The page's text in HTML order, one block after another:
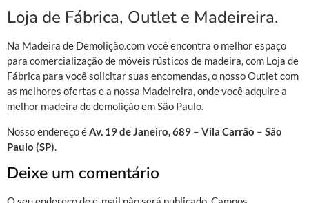
Loja de Fábrica, Outlet e Madeireira.
Na Madeira de Demolição.com você encontra o melhor espaço
para comercialização de móveis rústicos de madeira, com Loja de
Fábrica para você solicitar suas encomendas, o nosso Outlet com
as melhores ofertas e a nossa Madeireira, onde você adquire a
melhor madeira de demolição em São Paulo.
Nosso endereço éAv. 19 de Janeiro, 689 – Vila Carrão – São
Paulo (SP).
Deixe um comentário